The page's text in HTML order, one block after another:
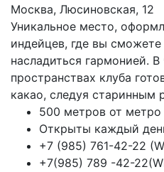
Москва, Люсиновская, 12
Уникальное место,
индейцев, где вы
насладиться гармонией.
пространствах клуба
какао, следуя старинным
500 метров от
Открыты каждый
+7 (985) 761-42-22
+7(985) 789 -42-